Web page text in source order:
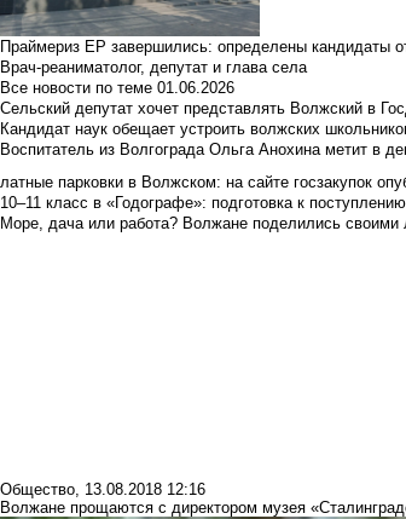
Праймериз ЕР завершились: определены кандидаты
Врач-реаниматолог, депутат и глава села
Все новости по теме 01.06.2026
Сельский депутат хочет представлять Волжский в
Кандидат наук обещает устроить волжских
Воспитатель из Волгограда Ольга Анохина метит в
латные парковки в Волжском: на сайте госзакупок
10–11 класс в «Годографе»: подготовка к
Море, дача или работа? Волжане поделились своими
Общество, 13.08.2018 12:16
Волжане прощаются с директором музея